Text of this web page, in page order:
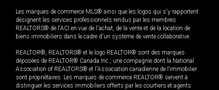
Les marques de commerce MLS® ainsi que les logos qui s'y rapportent
désignent les services professionnels rendus par les membres
REALTORS® de l'ACI en vue de l'achat, de la vente et de la location de
biens immobiliers dans le cadre d'un système de vente collaborative.
REALTOR®, REALTORS® et le logo REALTOR® sont des marques
déposées de REALTOR® Canada Inc., une compagnie dont la National
Association of REALTORS® et l'Association canadienne de l’immobilier
sont propriétaires. Les marques de commerce REALTOR® servent à
distinguer les services immobiliers offerts par les courtiers et agents